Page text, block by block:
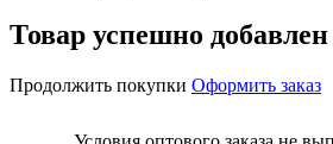
Товар успешно
Продолжить покупки Оформить заказ